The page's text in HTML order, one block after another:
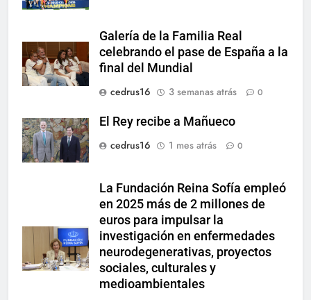
Galería de la Familia Real
celebrando el pase de España a la
final del Mundial
cedrus16
3 semanas atrás 0
El Rey recibe a Mañueco
cedrus16
1 mes atrás 0
La Fundación Reina Sofía empleó
en 2025 más de 2 millones de
euros para impulsar la
investigación en enfermedades
neurodegenerativas, proyectos
sociales, culturales y
medioambientales